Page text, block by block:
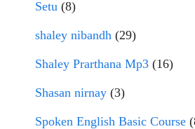
Setu (8)
shaley nibandh (29)
Shaley Prarthana Mp3 (16)
Shasan nirnay (3)
Spoken English Basic Course